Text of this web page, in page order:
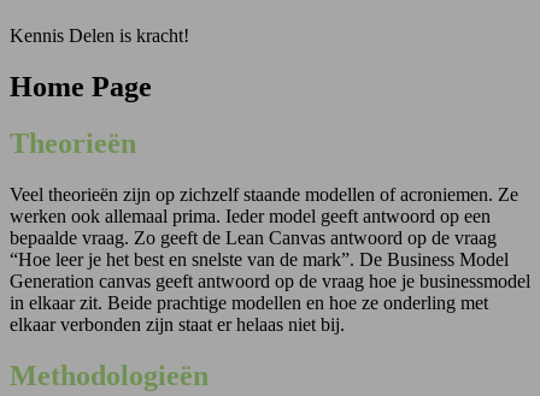
Kennis Delen is kracht!
Home Page
Theorieën
Veel theorieën zijn op zichzelf staande modellen of acroniemen. Ze
werken ook allemaal prima. Ieder model geeft antwoord op een
bepaalde vraag. Zo geeft de Lean Canvas antwoord op de vraag
“Hoe leer je het best en snelste van de mark”. De Business Model
Generation canvas geeft antwoord op de vraag hoe je businessmodel
in elkaar zit. Beide prachtige modellen en hoe ze onderling met
elkaar verbonden zijn staat er helaas niet bij.
Methodologieën